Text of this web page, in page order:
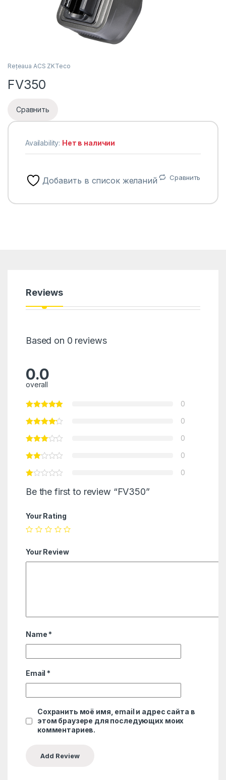
Rețeaua ACS ZKTeco
FV350
Сравнить
Availability: Нет в наличии
Добавить в список желаний Сравнить
Reviews
Based on 0 reviews
0.0
overall
0
0
0
0
0
Be the first to review “FV350”
Your Rating
Your Review
Name *
Email *
Сохранить моё имя, email и адрес сайта в
этом браузере для последующих моих
комментариев.